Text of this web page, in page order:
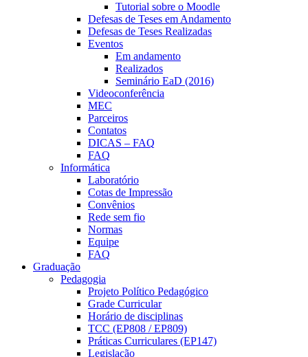
Tutorial sobre o Moodle
Defesas de Teses em Andamento
Defesas de Teses Realizadas
Eventos
Em andamento
Realizados
Seminário EaD (2016)
Videoconferência
MEC
Parceiros
Contatos
DICAS – FAQ
FAQ
Informática
Laboratório
Cotas de Impressão
Convênios
Rede sem fio
Normas
Equipe
FAQ
Graduação
Pedagogia
Projeto Político Pedagógico
Grade Curricular
Horário de disciplinas
TCC (EP808 / EP809)
Práticas Curriculares (EP147)
Legislação